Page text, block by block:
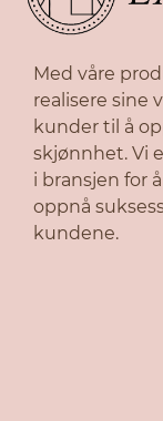
Med våre
realisere sine
kunder til å
skjønnhet. Vi
i bransjen for
oppnå
kundene.